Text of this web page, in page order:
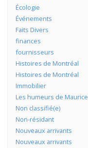
Écologie
Événements
Faits Divers
finances
fournisseurs
Histoires de Montréal
Histoires de Montréal
Immobilier
Les humeurs de Maurice
Non classifié(e)
Non-résidant
Nouveaux arrivants
Nouveaux arrivants